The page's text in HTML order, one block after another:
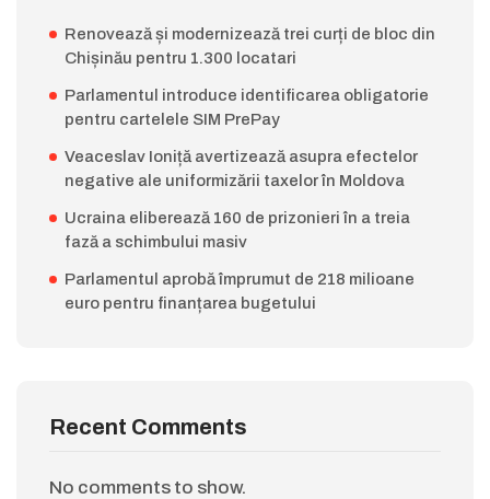
Renovează și modernizează trei curți de bloc din
Chișinău pentru 1.300 locatari
Parlamentul introduce identificarea obligatorie
pentru cartelele SIM PrePay
Veaceslav Ioniță avertizează asupra efectelor
negative ale uniformizării taxelor în Moldova
Ucraina eliberează 160 de prizonieri în a treia
fază a schimbului masiv
Parlamentul aprobă împrumut de 218 milioane
euro pentru finanțarea bugetului
Recent Comments
No comments to show.